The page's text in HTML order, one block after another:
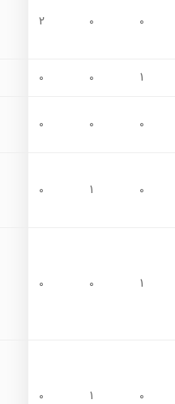
0
0
2
1
0
0
0
0
0
0
1
0
1
0
0
0
1
0